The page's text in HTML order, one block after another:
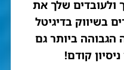
ולעובדים שלך את
בשיווק בדיגיטל
הגבוהה ביותר גם
קודם!